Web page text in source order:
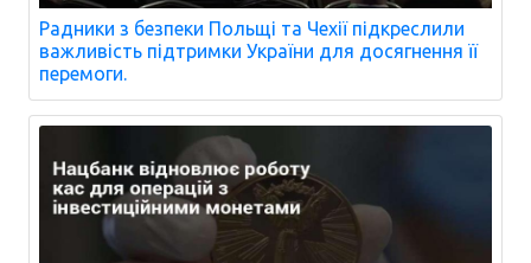
Радники з безпеки Польщі та Чехії підкреслили
важливість підтримки України для досягнення її
перемоги.